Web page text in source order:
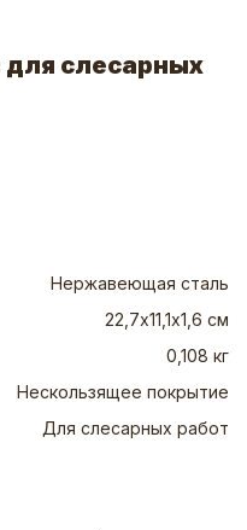
слесарных
Нержавеющая сталь
22,7х11,1х1,6 см
0,108 кг
Нескользящее покрытие
Для слесарных работ